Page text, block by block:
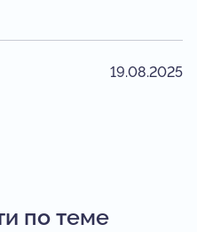
19.08.2025
по теме